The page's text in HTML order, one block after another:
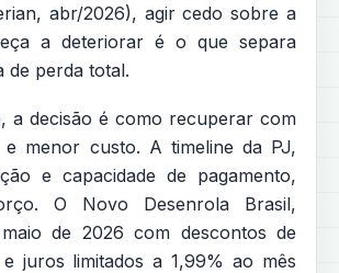
abr/2026), agir cedo sobre a
a deteriorar é o que separa
de perda total.
a decisão é como recuperar com
e menor custo. A timeline da PJ,
e capacidade de pagamento,
O Novo Desenrola Brasil,
de 2026 com descontos de
juros limitados a 1,99% ao mês